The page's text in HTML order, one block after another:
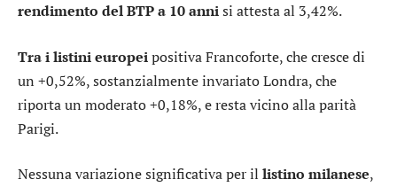
rendimento del BTP a 10 annisi attesta al 3,42%.
Tra i listini europeipositivaFrancoforte, che cresce di
un +0,52%, sostanzialmente invariatoLondra, che
riporta un moderato +0,18%, e resta vicino alla parità
Parigi.
Nessuna variazione significativa per il listino milanese,